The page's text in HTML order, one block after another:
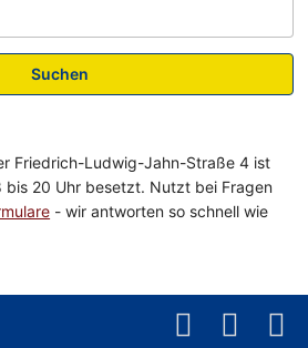
Suchen
Friedrich-Ludwig-Jahn-Straße 4 ist
bis 20 Uhr besetzt. Nutzt bei Fragen
- wir antworten so schnell wie